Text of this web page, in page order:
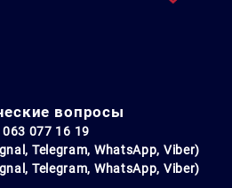
вопросы
063 077 16 19
Telegram, WhatsApp, Viber)
Telegram, WhatsApp, Viber)